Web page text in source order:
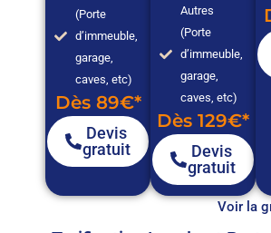
(Porte
d’immeuble,
garage,
caves, etc)
Dès 89€*
Devis
gratuit
Autres
(Porte
d’immeuble,
garage,
caves, etc)
Dès 129€*
Devis
gratuit
Voir la